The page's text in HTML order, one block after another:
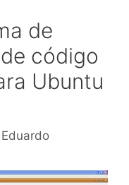
de
código
Ubuntu
Eduardo